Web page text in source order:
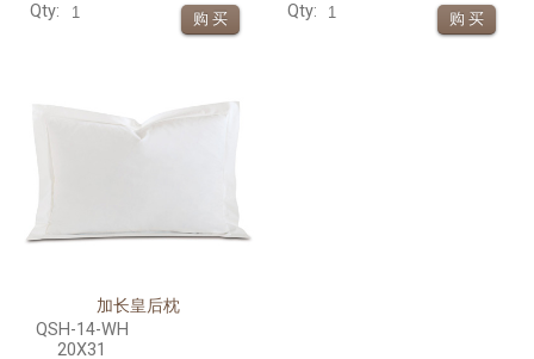
Qty:
Qty:
加长皇后枕
QSH-14-WH
20X31